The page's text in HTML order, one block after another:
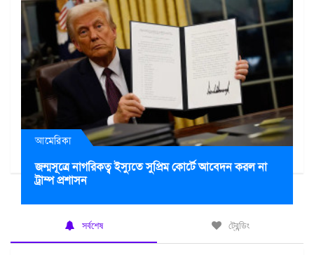
আমেরিকা
জন্মসূত্রে নাগরিকত্ব ইস্যুতে সুপ্রিম কোর্টে আবেদন করল না
ট্রাম্প প্রশাসন
সর্বশেষ ট্রেন্ডিং